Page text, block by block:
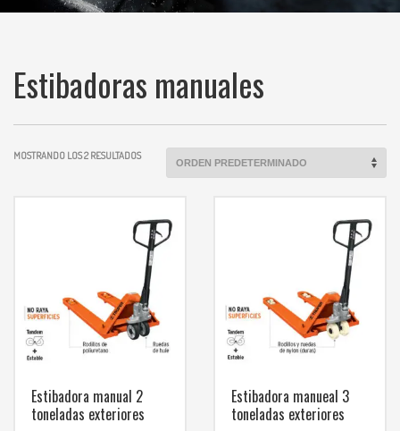
Estibadoras manuales
MOSTRANDO LOS 2 RESULTADOS
Estibadora manual 2
toneladas exteriores
Estibadora manueal 3
toneladas exteriores